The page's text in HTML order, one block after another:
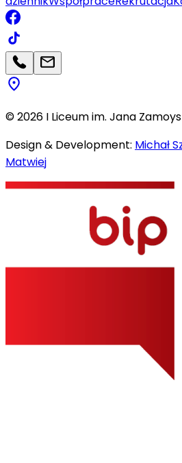
©2026 I Liceum im. Jana
Design & Development: Michał
Matwiej